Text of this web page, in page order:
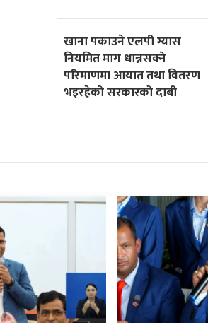
खाना पकाउने एलपी ग्यास
नियमित माग धान्नसक्ने
परिमाणमा आयात तथा वितरण
भइरहेको सरकारको दाबी